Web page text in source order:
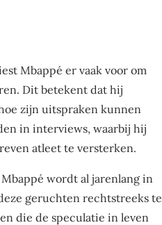
Mbappé er vaak voor om
Dit betekent dat hij
zijn uitspraken kunnen
in interviews, waarbij hij
atleet te versterken.
wordt al jarenlang in
geruchten rechtstreeks te
die de speculatie in leven